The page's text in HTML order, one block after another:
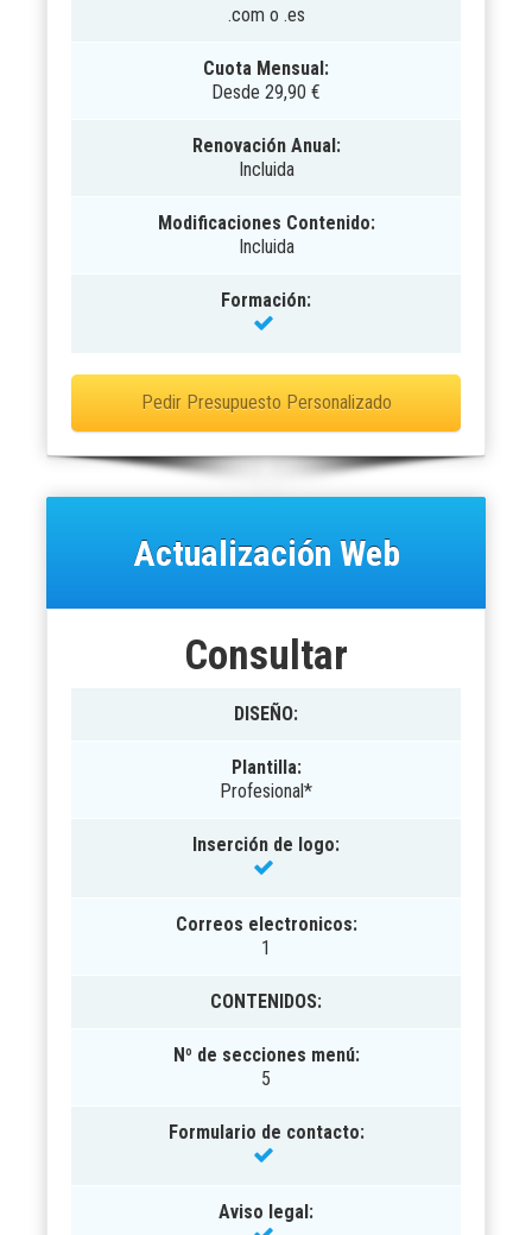
.com o .es
Cuota Mensual:
Desde 29,90 €
Renovación Anual:
Incluida
Modificaciones Contenido:
Incluida
Formación:
Pedir Presupuesto Personalizado
Actualización Web
Consultar
DISEÑO:
Plantilla:
Profesional*
Inserción de logo:
Correos electronicos:
1
CONTENIDOS:
Nº de secciones menú:
5
Formulario de contacto:
Aviso legal: